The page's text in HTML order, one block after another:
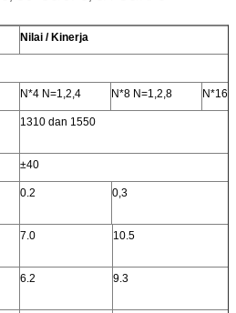
Nilai / Kinerja
N*4 N=1,2,4 N*8 N=1,2,8 N*16
1310 dan 1550
±40
0.2 0,3
7.0 10.5
6.2 9.3